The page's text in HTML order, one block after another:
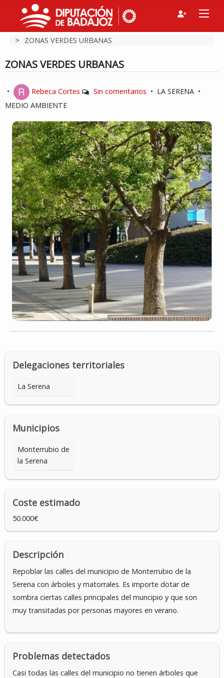
> ZONAS VERDES URBANAS
ZONAS VERDES URBANAS
• Rebeca Cortes Sin comentarios • LA SERENA •
MEDIO AMBIENTE
Delegaciones territoriales
La Serena
Municipios
Monterrubio de
la Serena
Coste estimado
50.000€
Descripción
Repoblar las calles del municipio de Monterrubio de la
Serena con árboles y matorrales. Es importe dotar de
sombra ciertas calles principales del muncipio y que son
muy transitadas por personas mayores en verano.
Problemas detectados
Casi todas las calles del municipio no tienen árboles que